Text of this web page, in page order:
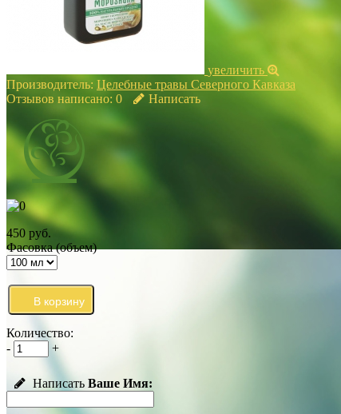
увеличить
Производитель: Целебные травы Северного Кавказа
Отзывов написано: 0 Написать
450 руб.
Фасовка (объем)
Количество:
-
+
Написать Ваше Имя: